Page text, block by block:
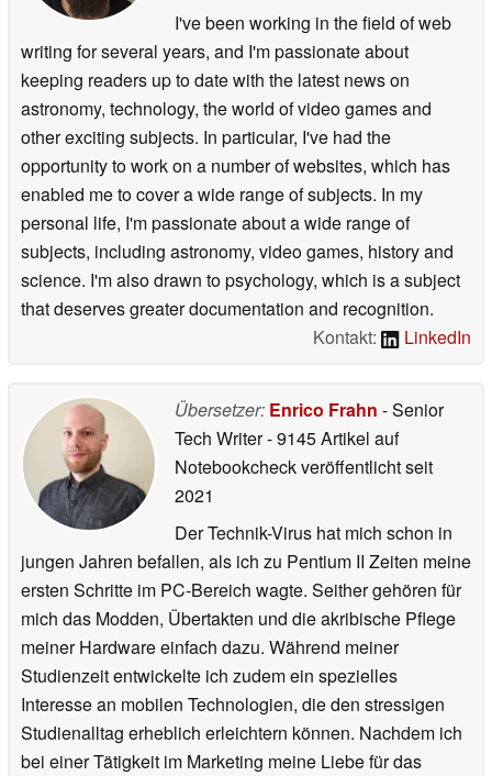
I've been working in the field of web
writing for several years, and I'm passionate about
keeping readers up to date with the latest news on
astronomy, technology, the world of video games and
other exciting subjects. In particular, I've had the
opportunity to work on a number of websites, which has
enabled me to cover a wide range of subjects. In my
personal life, I'm passionate about a wide range of
subjects, including astronomy, video games, history and
science. I'm also drawn to psychology, which is a subject
that deserves greater documentation and recognition.
Kontakt:
LinkedIn
Übersetzer: Enrico Frahn - Senior
Tech Writer- 9145 Artikel auf
Notebookcheck veröffentlichtseit
2021
Der Technik-Virus hat mich schon in
jungen Jahren befallen, als ich zu Pentium II Zeiten meine
ersten Schritte im PC-Bereich wagte. Seither gehören für
mich das Modden, Übertakten und die akribische Pflege
meiner Hardware einfach dazu. Während meiner
Studienzeit entwickelte ich zudem ein spezielles
Interesse an mobilen Technologien, die den stressigen
Studienalltag erheblich erleichtern können. Nachdem ich
bei einer Tätigkeit im Marketing meine Liebe für das